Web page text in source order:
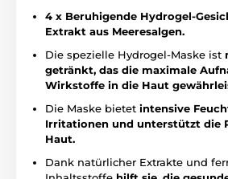
4 x Beruhigende Hydrogel-
Extrakt aus Meeresalgen.
Die spezielle Hydrogel-Maske ist
getränkt, das die maximale
Wirkstoffe in die Haut
Die Maske bietet intensive
Irritationen und unterstützt die
Haut.
Dank natürlicher Extrakte und